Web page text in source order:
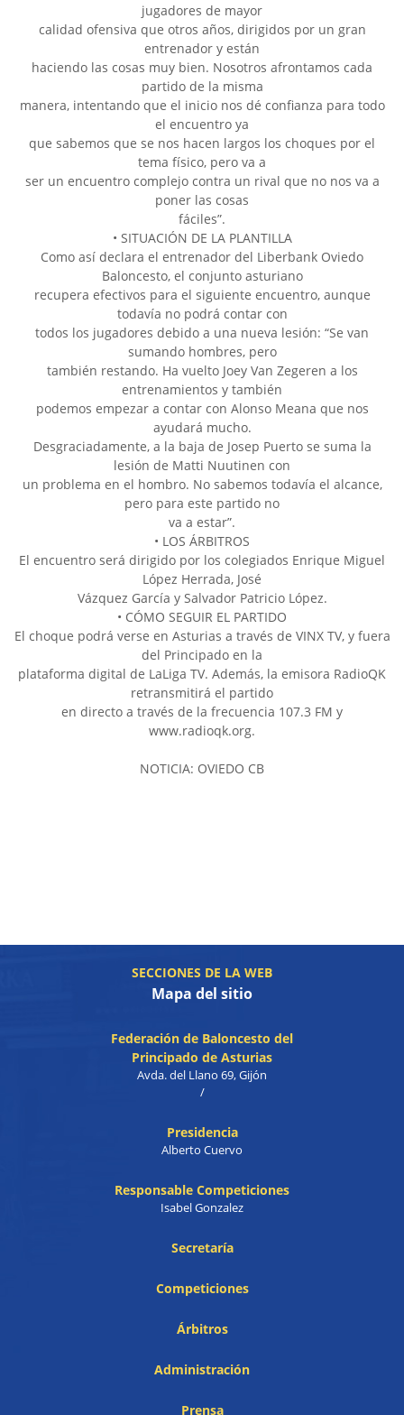
jugadores de mayor
calidad ofensiva que otros años, dirigidos por un gran
entrenador y están
haciendo las cosas muy bien. Nosotros afrontamos cada
partido de la misma
manera, intentando que el inicio nos dé confianza para todo
el encuentro ya
que sabemos que se nos hacen largos los choques por el
tema físico, pero va a
ser un encuentro complejo contra un rival que no nos va a
poner las cosas
fáciles”.
• SITUACIÓN DE LA PLANTILLA
Como así declara el entrenador del Liberbank Oviedo
Baloncesto, el conjunto asturiano
recupera efectivos para el siguiente encuentro, aunque
todavía no podrá contar con
todos los jugadores debido a una nueva lesión: “Se van
sumando hombres, pero
también restando. Ha vuelto Joey Van Zegeren a los
entrenamientos y también
podemos empezar a contar con Alonso Meana que nos
ayudará mucho.
Desgraciadamente, a la baja de Josep Puerto se suma la
lesión de Matti Nuutinen con
un problema en el hombro. No sabemos todavía el alcance,
pero para este partido no
va a estar”.
• LOS ÁRBITROS
El encuentro será dirigido por los colegiados Enrique Miguel
López Herrada, José
Vázquez García y Salvador Patricio López.
• CÓMO SEGUIR EL PARTIDO
El choque podrá verse en Asturias a través de VINX TV, y fuera
del Principado en la
plataforma digital de LaLiga TV. Además, la emisora RadioQK
retransmitirá el partido
en directo a través de la frecuencia 107.3 FM y
www.radioqk.org.
NOTICIA: OVIEDO CB
SECCIONES DE LA WEB
Mapa del sitio
Federación de Baloncesto del
Principado de Asturias
Avda. del Llano 69, Gijón
/
Presidencia
Alberto Cuervo
Responsable Competiciones
Isabel Gonzalez
Secretaría
Competiciones
Árbitros
Administración
Prensa